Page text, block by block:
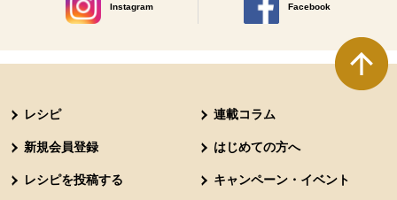
Instagram
別のウィンドウで開きます。
Facebook
別のウィンドウで開きます
レシピ 連載コラム
新規会員登録 はじめての方へ
レシピを投稿する キャンペーン・イベント